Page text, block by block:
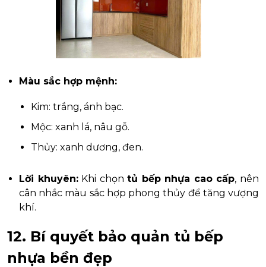
Màu sắc hợp mệnh:
Kim: trắng, ánh bạc.
Mộc: xanh lá, nâu gỗ.
Thủy: xanh dương, đen.
Lời khuyên:Khi chọntủ bếp nhựa cao cấp, nên
cân nhắc màu sắc hợp phong thủy để tăng vượng
khí.
12. Bí quyết bảo quản tủ bếp
nhựa bền đẹp